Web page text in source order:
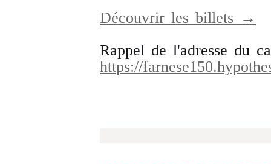
Découvrir les billets →
Rappel de l'adresse du
https://